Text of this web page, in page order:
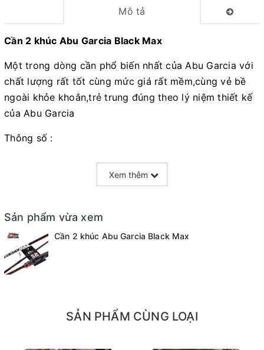
Mô tả
Cần 2 khúc Abu Garcia Black Max
Một trong dòng cần phổ biến nhất của Abu Garcia với
chất lượng rất tốt cùng mức giá rất mềm,cùng vẻ bề
ngoài khỏe khoắn,trẻ trung đúng theo lý niệm thiết kế
của Abu Garcia
Thông số :
- Cần Abu Black Max (602MH - 702MH - 802MH)
- Thương hiệu : Abu Garica
- Chiều dài : 1m8 - 2m1 - 2m4
- Chiều dài khi thu : 112cm ( 2 khúc)
- Trọng lượng : 147gram
Xem thêm
Sản phẩm vừa xem
Cần 2 khúc Abu Garcia Black Max
SẢN PHẨM CÙNG LOẠI